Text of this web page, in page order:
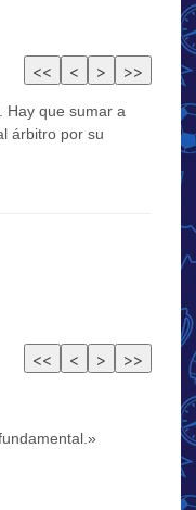
Hay que sumar a
árbitro por su